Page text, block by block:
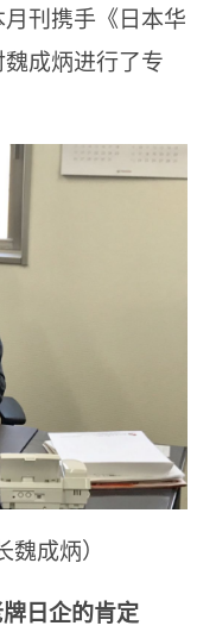
刊携手《日本华
成炳进行了专
魏成炳）
日企的肯定